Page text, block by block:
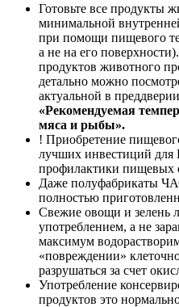
Готовьте все продукты
минимальной
при помощи пищевого
а не на его
продуктов животного
детально можно
актуальной в
«Рекомендуемая
мяса и рыбы».
! Приобретение
лучших инвестиций для
профилактики пищевых
Даже полуфабрикаты
полностью
Свежие овощи и зелень
употреблением, а не
максимум
«повреждении»
разрушаться за счет
Употребление
продуктов это